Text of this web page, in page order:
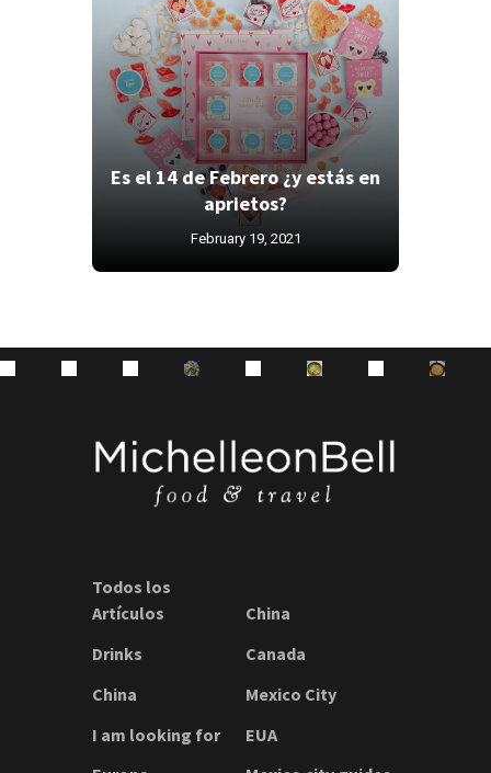
Es el 14 de Febrero ¿y estás en
aprietos?
February 19, 2021
Todos los
Artículos
China
Drinks
Canada
China
Mexico City
I am looking for
EUA